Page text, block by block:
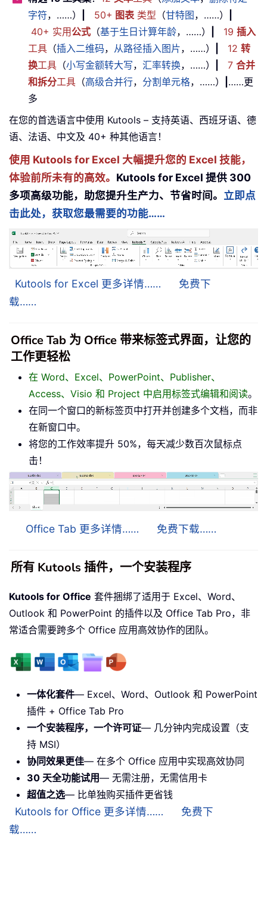
字符，……） 50+ 图表 类型 （甘特图，……）
40+ 实用公式 （基于生日计算年龄，……） 19 插入
工具 （插入二维码， 从路径插入图片，……） 12 转
换工具 （小写金额转大写， 汇率转换，……） 7 合并
和拆分工具 （高级合并行， 分割单元格，……）
……更
多
在您的首选语言中使用 Kutools – 支持英语、西班牙语、德
语、法语、中文及 40+ 种其他语言！
使用 Kutools for Excel 大幅提升您的 Excel 技能，
体验前所未有的高效。 Kutools for Excel 提供 300
多项高级功能，助您提升生产力、节省时间。 立即点
击此处，获取您最需要的功能……
Kutools for Excel 更多详情……
免费下
载……
Office Tab 为 Office 带来标签式界面，让您的
工作更轻松
在 Word、Excel、PowerPoint、Publisher、
Access、Visio 和 Project 中启用标签式编辑和阅读。
在同一个窗口的新标签页中打开并创建多个文档，而非
在新窗口中。
将您的工作效率提升 50%，每天减少数百次鼠标点
击！
Office Tab 更多详情…… 免费下载……
所有 Kutools 插件，一个安装程序
Kutools for Office 套件捆绑了适用于 Excel、Word、
Outlook 和 PowerPoint 的插件以及 Office Tab Pro，非
常适合需要跨多个 Office 应用高效协作的团队。
一体化套件— Excel、Word、Outlook 和 PowerPoint
插件 + Office Tab Pro
一个安装程序，一个许可证— 几分钟内完成设置（支
持 MSI）
协同效果更佳— 在多个 Office 应用中实现高效协同
30 天全功能试用— 无需注册，无需信用卡
超值之选— 比单独购买插件更省钱
Kutools for Office 更多详情……
免费下
载……